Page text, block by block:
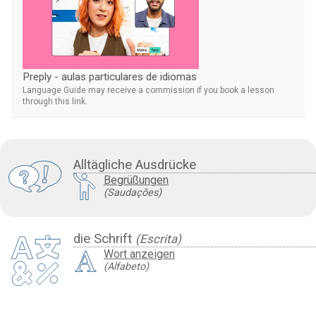
Alltägliche Ausdrücke
Begrüßungen
(Saudações)
die Schrift (Escrita)
Wort anzeigen
(Alfabeto)
Preply - aulas particulares de idiomas
Language Guide may receive a commission if you book a lesson
through this link.